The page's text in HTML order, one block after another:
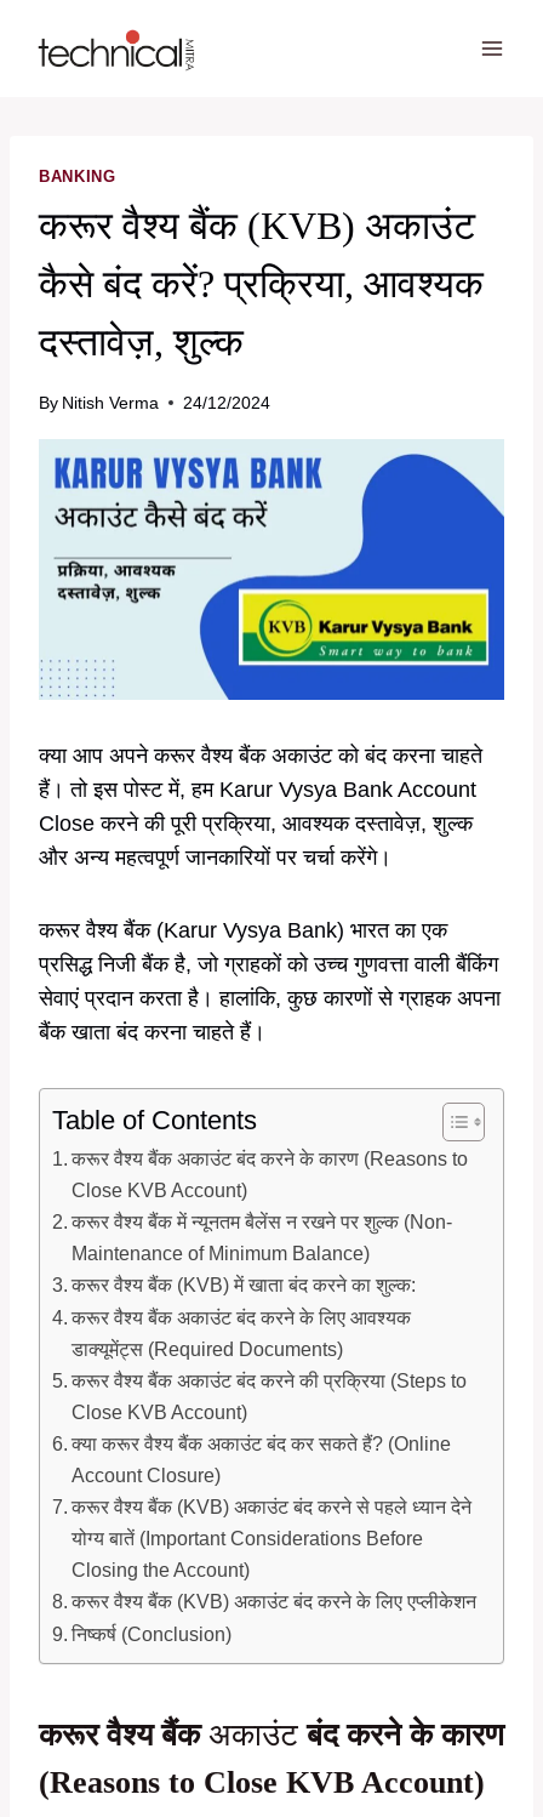
BANKING
करूर वैश्य बैंक (KVB) अकाउंट
कैसे बंद करें? प्रक्रिया, आवश्यक
दस्तावेज़, शुल्क
By Nitish Verma 24/12/2024
क्या आप अपने करूर वैश्य बैंक अकाउंट को बंद करना चाहते
हैं। तो इस पोस्ट में, हम Karur Vysya Bank Account
Close करने की पूरी प्रक्रिया, आवश्यक दस्तावेज़, शुल्क
और अन्य महत्वपूर्ण जानकारियों पर चर्चा करेंगे।
करूर वैश्य बैंक (Karur Vysya Bank) भारत का एक
प्रसिद्ध निजी बैंक है, जो ग्राहकों को उच्च गुणवत्ता वाली बैंकिंग
सेवाएं प्रदान करता है। हालांकि, कुछ कारणों से ग्राहक अपना
बैंक खाता बंद करना चाहते हैं।
Table of Contents
करूर वैश्य बैंक अकाउंट बंद करने के कारण (Reasons to
Close KVB Account)
करूर वैश्य बैंक में न्यूनतम बैलेंस न रखने पर शुल्क (Non-
Maintenance of Minimum Balance)
करूर वैश्य बैंक (KVB) में खाता बंद करने का शुल्क:
करूर वैश्य बैंक अकाउंट बंद करने के लिए आवश्यक
डाक्यूमेंट्स (Required Documents)
करूर वैश्य बैंक अकाउंट बंद करने की प्रक्रिया (Steps to
Close KVB Account)
क्या करूर वैश्य बैंक अकाउंट बंद कर सकते हैं? (Online
Account Closure)
करूर वैश्य बैंक (KVB) अकाउंट बंद करने से पहले ध्यान देने
योग्य बातें (Important Considerations Before
Closing the Account)
करूर वैश्य बैंक (KVB) अकाउंट बंद करने के लिए एप्लीकेशन
निष्कर्ष (Conclusion)
करूर वैश्य बैंकअकाउंटबंद करने के कारण
(Reasons to Close KVB Account)